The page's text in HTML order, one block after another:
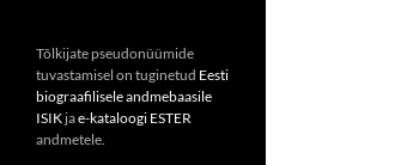
Tõlkijate pseudonüümide
tuvastamisel on tuginetud Eesti
biograafilisele andmebaasile
ISIK jae-kataloogi ESTER
andmetele.